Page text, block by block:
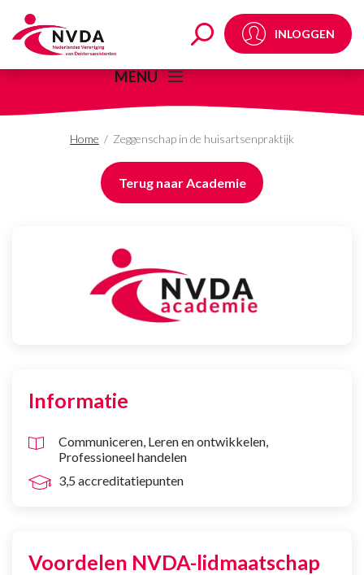
Zeggenschap in deINLOGGEN
MENU
Home / Zeggenschap in de huisartsenpraktijk
Terug naar Academie
Informatie
Communiceren Leren en ontwikkelen
Professioneel handelen
3,5 accreditatiepunten
Voordelen NVDA-lidmaatschap